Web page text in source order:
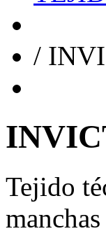
/
Tejido